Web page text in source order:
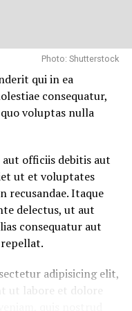
est, omnis
cupidatat non
mollit anim
natus error sit
laudantium,
ab illo inventore
vitae dicta sunt
velit, sed quia non
ut laboreet
Photo: Shutterstock
qui in ea
consequatur,
voluptas nulla
officiis debitis aut
ut et voluptates
recusandae. Itaque
delectus, ut aut
consequatur aut
adipisicing elit,
ut labore et dolore